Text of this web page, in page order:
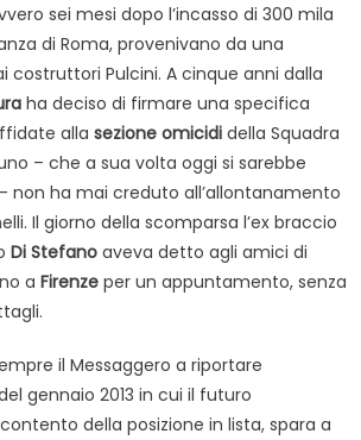
sei mesi dopo l’incasso di 300 mila
di Roma, provenivano da una
costruttori Pulcini. A cinque anni dalla
ha deciso di firmare una specifica
alla sezione omicididella Squadra
– che a sua volta oggi si sarebbe
non ha mai creduto all’allontanamento
Il giorno della scomparsa l’ex braccio
Di Stefanoaveva detto agli amici di
a Firenzeper un appuntamento, senza
il Messaggero a riportare
gennaio 2013 in cui il futuro
della posizione in lista, spara a